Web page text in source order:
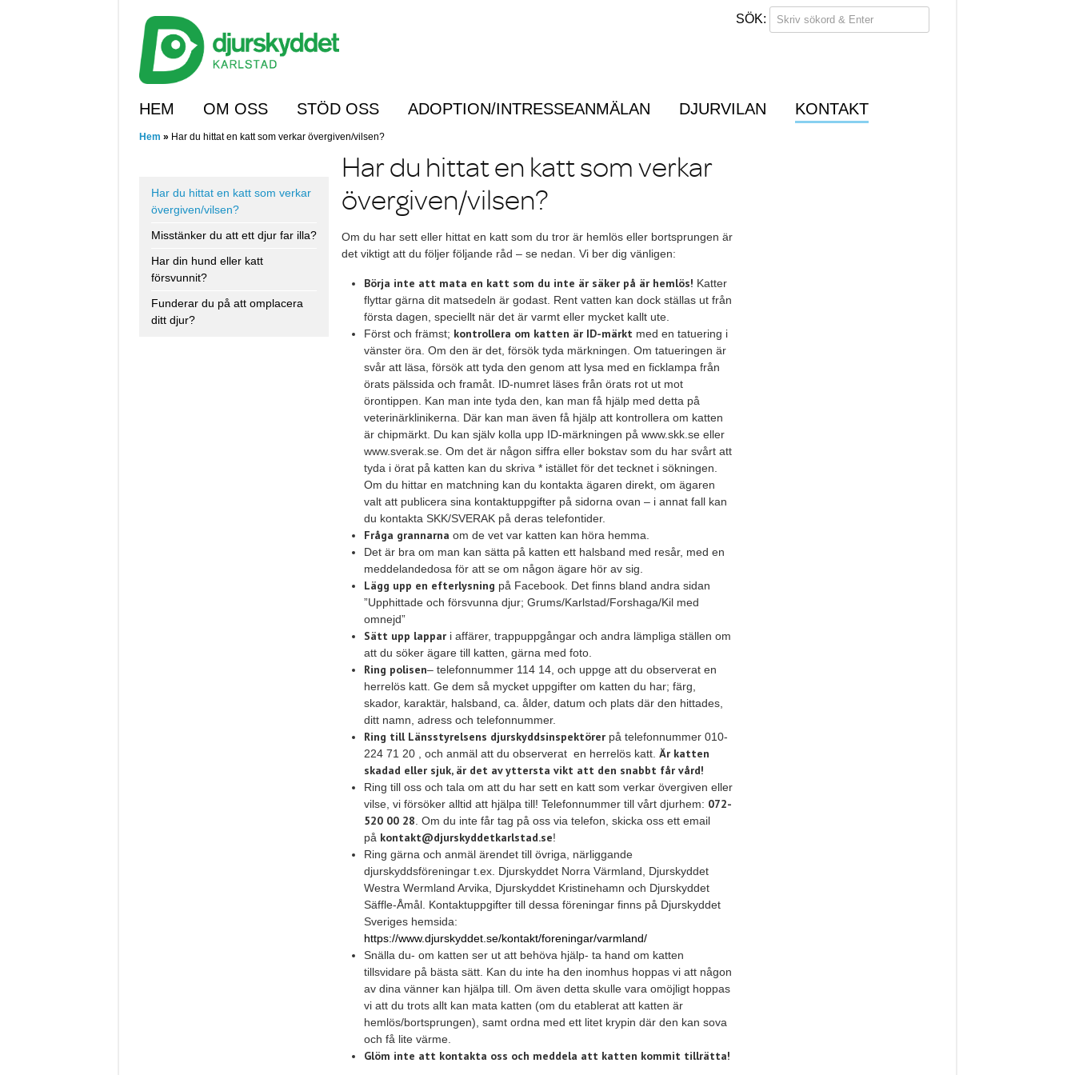
Menu
Skip to content
HEM OM OSS STÖD OSS ADOPTION/INTRESSEANMÄLAN DJURVILAN KONTAKT
Hem » Har du hittat en katt som verkar övergiven/vilsen?
Har du hittat en katt som verkar
övergiven/vilsen?
Misstänker du att ett djur far illa?
Har din hund eller katt
försvunnit?
Funderar du på att omplacera
ditt djur?
Har du hittat en katt som verkar
övergiven/vilsen?
Om du har sett eller hittat en katt som du tror är hemlös eller bortsprungen är
det viktigt att du följer följande råd – se nedan. Vi ber dig vänligen:
Börja inte att mata en katt som du inte är säker på är hemlös! Katter
flyttar gärna dit matsedeln är godast. Rent vatten kan dock ställas ut från
första dagen, speciellt när det är varmt eller mycket kallt ute.
Först och främst; kontrollera om katten är ID-märkt med en tatuering i
vänster öra. Om den är det, försök tyda märkningen. Om tatueringen är
svår att läsa, försök att tyda den genom att lysa med en ficklampa från
örats pälssida och framåt. ID-numret läses från örats rot ut mot
örontippen. Kan man inte tyda den, kan man få hjälp med detta på
veterinärklinikerna. Där kan man även få hjälp att kontrollera om katten
är chipmärkt. Du kan själv kolla upp ID-märkningen på www.skk.se eller
www.sverak.se. Om det är någon siffra eller bokstav som du har svårt att
tyda i örat på katten kan du skriva * istället för det tecknet i sökningen.
Om du hittar en matchning kan du kontakta ägaren direkt, om ägaren
valt att publicera sina kontaktuppgifter på sidorna ovan – i annat fall kan
du kontakta SKK/SVERAK på deras telefontider.
Fråga grannarna om de vet var katten kan höra hemma.
Det är bra om man kan sätta på katten ett halsband med resår, med en
meddelandedosa för att se om någon ägare hör av sig.
Lägg upp en efterlysning på Facebook. Det finns bland andra sidan
”Upphittade och försvunna djur; Grums/Karlstad/Forshaga/Kil med
omnejd”
Sätt upp lappari affärer, trappuppgångar och andra lämpliga ställen om
att du söker ägare till katten, gärna med foto.
Ring polisen– telefonnummer 114 14, och uppge att du observerat en
herrelös katt. Ge dem så mycket uppgifter om katten du har; färg,
skador, karaktär, halsband, ca. ålder, datum och plats där den hittades,
ditt namn, adress och telefonnummer.
Ring till Länsstyrelsens djurskyddsinspektörer på telefonnummer 010-
224 71 20 , och anmäl att du observerat en herrelös katt. Är katten
skadad eller sjuk, är det av yttersta vikt att den snabbt får vård!
Ring till oss och tala om att du har sett en katt som verkar övergiven eller
vilse, vi försöker alltid att hjälpa till! Telefonnummer till vårt djurhem: 072-
520 00 28 . Om du inte får tag på oss via telefon, skicka oss ett email
på kontakt@djurskyddetkarlstad.se!
Ring gärna och anmäl ärendet till övriga, närliggande
djurskyddsföreningar t.ex. Djurskyddet Norra Värmland, Djurskyddet
Westra Wermland Arvika, Djurskyddet Kristinehamn och Djurskyddet
Säffle-Åmål. Kontaktuppgifter till dessa föreningar finns på Djurskyddet
Sveriges hemsida:
https://www.djurskyddet.se/kontakt/foreningar/varmland/
Snälla du- om katten ser ut att behöva hjälp- ta hand om katten
tillsvidare på bästa sätt. Kan du inte ha den inomhus hoppas vi att någon
av dina vänner kan hjälpa till. Om även detta skulle vara omöjligt hoppas
vi att du trots allt kan mata katten (om du etablerat att katten är
hemlös/bortsprungen), samt ordna med ett litet krypin där den kan sova
och få lite värme.
Glöm inte att kontakta oss och meddela att katten kommit tillrätta!